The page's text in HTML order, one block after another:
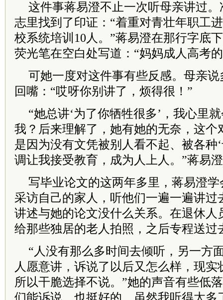
这件事蒋易澄不止一次听母亲讲过
志里找到了印证：“着重对青壮年职
校系统培训10人。”蒋易澄在那行字底
荧光笔在空白处写道：“妈妈成人高考
可她一度对这件事有些反感。母亲
回嘴：“哎呀你别讲了，烦得很！”
“她总讲‘为了你牺牲很多’，我心里
我？后来理解了，她有她的无奈，这个
是因为没有文凭被别人看不起、被各种
调让我接受教育，成为人上人。”蒋易
写毕业论文的这两年多里，蒋易澄
采访自己的家人，听他们一遍一遍讲过
讲述与她的论文没什么关系。在退休人
给那些独居的老人拍照，之后专程送过
“人没有那么多时间去倾听，另一方
人愿意讲，诉说了以后又怎么样，现
所以干脆选择不说。”她的声音有些低